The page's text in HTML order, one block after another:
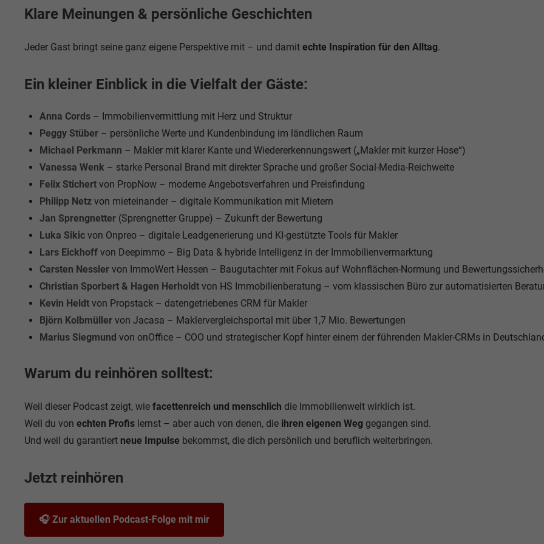
Klare Meinungen & persönliche Geschichten
Jeder Gast bringt seine ganz eigene Perspektive mit – und damit echte Inspiration für den Alltag.
Ein kleiner Einblick in die Vielfalt der Gäste:
Anna Cords – Immobilienvermittlung mit Herz und Struktur
Peggy Stüber – persönliche Werte und Kundenbindung im ländlichen Raum
Michael Perkmann – Makler mit klarer Kante und Wiedererkennungswert („Makler mit kurzer Hose“)
Vanessa Wenk – starke Personal Brand mit direkter Sprache und großer Social-Media-Reichweite
Felix Stichert von PropNow – moderne Angebotsverfahren und Preisfindung
Philipp Netz von mieteinander – digitale Kommunikation mit Mietern
Jan Sprengnetter (Sprengnetter Gruppe) – Zukunft der Bewertung
Luka Sikic von Onpreo – digitale Leadgenerierung und KI-gestützte Tools für Makler
Lars Eickhoff von Deepimmo – Big Data & hybride Intelligenz in der Immobilienvermarktung
Carsten Nessler von ImmoWert Hessen – Baugutachter mit Fokus auf Wohnflächen-Normung und
Christian Sporbert & Hagen Herholdt von HS Immobilienberatung – vom klassischen Büro zur automatisierten
Kevin Heldt von Propstack – datengetriebenes CRM für Makler
Björn Kolbmüller von Jacasa – Maklervergleichsportal mit über 1,7 Mio. Bewertungen
Marius Siegmund von onOffice – COO und strategischer Kopf hinter einem der führenden Makler-CRMs in
Warum du reinhören solltest:
Weil dieser Podcast zeigt, wie facettenreich und menschlich die Immobilienwelt wirklich ist.
Weil du von echten Profis lernst – aber auch von denen, die ihren eigenen Weg gegangen sind.
Und weil du garantiert neue Impulse bekommst, die dich persönlich und beruflich weiterbringen.
Jetzt reinhören
🎧 Zur aktuellen Podcast-Folge mit mir